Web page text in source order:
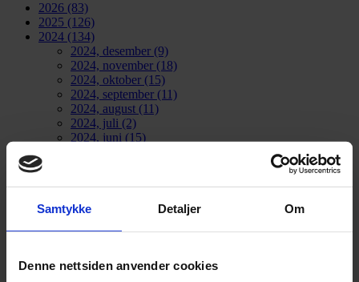
Samtykke Detaljer Om
Denne nettsiden anvender cookies
2026 (83)
2025 (126)
2024 (134)
2024, desember (9)
2024, november (18)
2024, oktober (15)
2024, september (11)
2024, august (11)
2024, juli (2)
2024, juni(15)
2024, januar
2020(17)